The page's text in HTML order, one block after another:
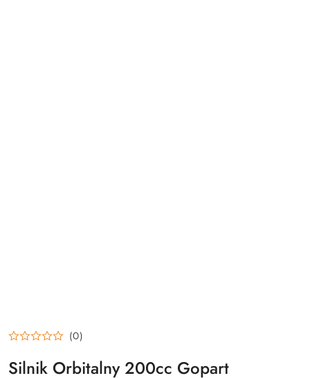
(0)
Silnik Orbitalny 200cc Gopart